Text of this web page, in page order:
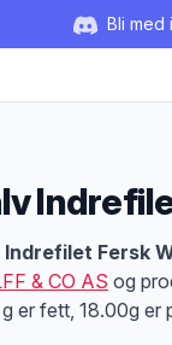
Bli med
Indrefilet Fersk
& CO AS og
er fett, 18.00g er